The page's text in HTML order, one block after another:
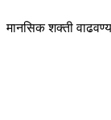
मानसिक शक्ती